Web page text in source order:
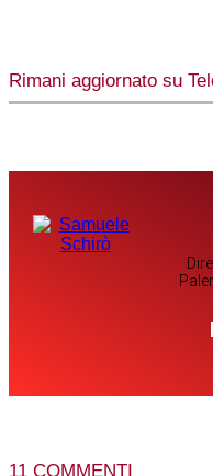
Rimani aggiornato su
11 COMMENTI